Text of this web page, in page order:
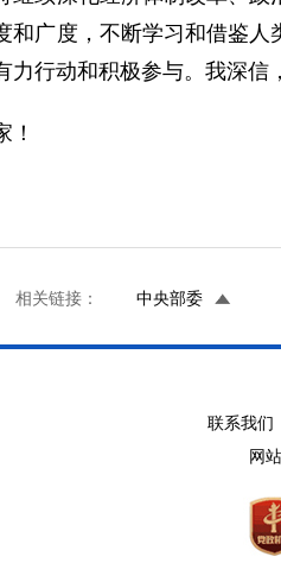
和广度，不断学习和借鉴
力行动和积极参与。我深信
相关链接： 中央部委
联系我
网